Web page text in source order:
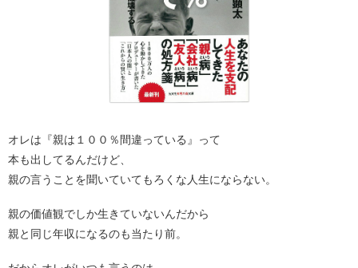
オレは『親は１００％間違っている』って
本も出してるんだけど、
親の言うことを聞いていてもろくな人生にならない。
親の価値観でしか生きていないんだから
親と同じ年収になるのも当たり前。